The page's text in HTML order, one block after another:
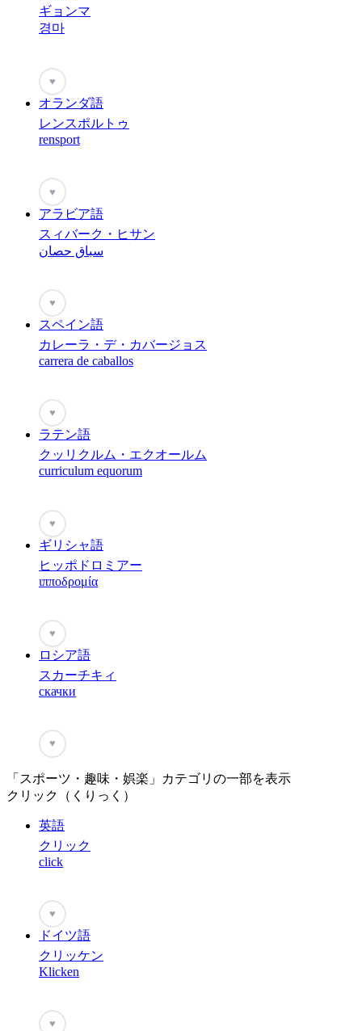
ギョンマ
경마
♥
オランダ語
レンスポルトゥ
rensport
♥
アラビア語
スィバーク・ヒサン
سباق حصان
♥
スペイン語
カレーラ・デ・カバージョス
carrera de caballos
♥
ラテン語
クッリクルム・エクオールム
curriculum equorum
♥
ギリシャ語
ヒッポドロミアー
ιπποδρομία
♥
ロシア語
スカーチキィ
скачки
♥
「スポーツ・趣味・娯楽」カテゴリの一部を表示
クリック（くりっく）
英語
クリック
click
♥
ドイツ語
クリッケン
Klicken
♥